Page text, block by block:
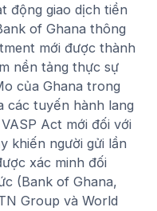
động giao dịch tiền
of Ghana thông
mới được thành
nền tảng thực sự
của Ghana trong
các tuyến hành lang
Act mới đối với
khiến người gửi lần
xác minh đối
(Bank of Ghana,
Group và World